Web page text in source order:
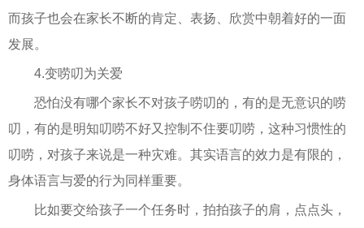
而孩子也会在家长不断的肯定、表扬、欣赏中朝着好的一面
发展。
4.变唠叨为关爱
恐怕没有哪个家长不对孩子唠叨的，有的是无意识的唠
叨，有的是明知叨唠不好又控制不住要叨唠，这种习惯性的
叨唠，对孩子来说是一种灾难。其实语言的效力是有限的，
身体语言与爱的行为同样重要。
比如要交给孩子一个任务时，拍拍孩子的肩，点点头，